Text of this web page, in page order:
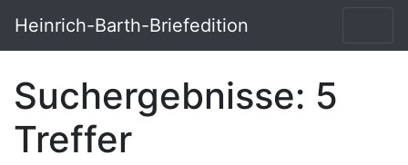
Heinrich-Barth-Briefedition
Suchergebnisse: 5
Treffer